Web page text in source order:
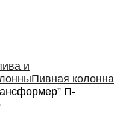
и
Пивная колонна
П-